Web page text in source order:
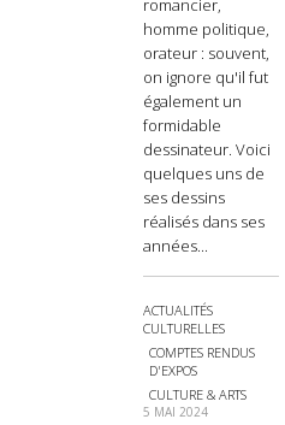
romancier,
homme politique,
orateur : souvent,
on ignore qu'il fut
également un
formidable
dessinateur. Voici
quelques uns de
ses dessins
réalisés dans ses
années...
ACTUALITÉS
CULTURELLES
COMPTES RENDUS
D'EXPOS
CULTURE & ARTS
5 MAI 2024